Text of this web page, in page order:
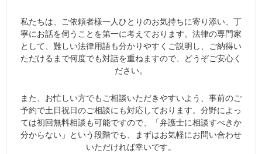
私たちは、ご依頼者様一人ひとりのお気持ちに寄り添い、丁
寧にお話を伺うことを第一に考えております。法律の専門家
として、難しい法律用語も分かりやすくご説明し、ご納得い
ただけるまで何度でも対話を重ねますので、どうぞご安心く
ださい。
また、お忙しい方でもご相談いただきやすいよう、事前のご
予約で土日祝日のご相談にも対応しております。分野によっ
ては初回無料相談も可能ですので、「弁護士に相談すべきか
分からない」という段階でも、まずはお気軽にお問い合わせ
いただければ幸いです。